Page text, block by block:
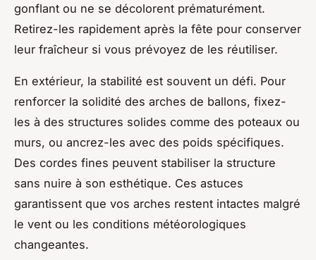
gonflant ou ne se décolorent prématurément.
Retirez-les rapidement après la fête pour conserver
leur fraîcheur si vous prévoyez de les réutiliser.
En extérieur, la stabilité est souvent un défi. Pour
renforcer la solidité des arches de ballons, fixez-
les à des structures solides comme des poteaux ou
murs, ou ancrez-les avec des poids spécifiques.
Des cordes fines peuvent stabiliser la structure
sans nuire à son esthétique. Ces astuces
garantissent que vos arches restent intactes malgré
le vent ou les conditions météorologiques
changeantes.